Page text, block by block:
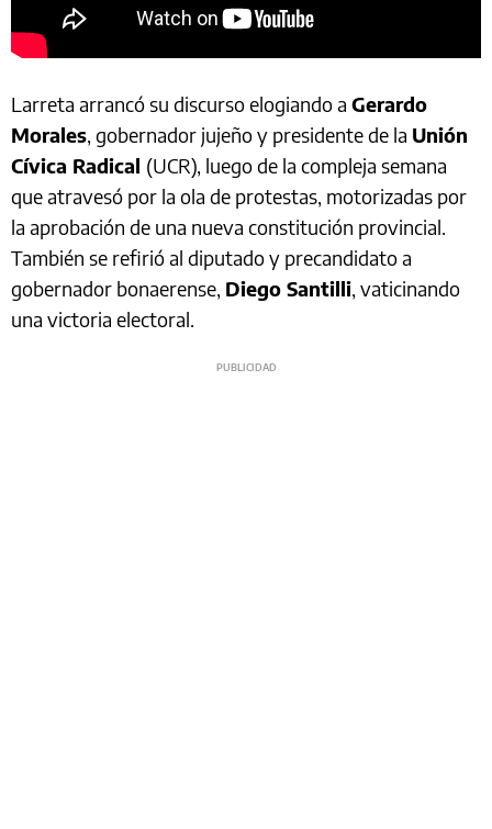
Larreta arrancó su discurso elogiando a Gerardo
Morales, gobernador jujeño y presidente de la Unión
Cívica Radical (UCR), luego de la compleja semana
que atravesó por la ola de protestas, motorizadas por
la aprobación de una nueva constitución provincial.
También se refirió al diputado y precandidato a
gobernador bonaerense, Diego Santilli, vaticinando
una victoria electoral.